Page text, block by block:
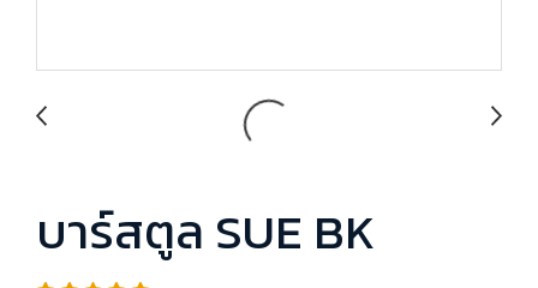
บาร์สตูล SUE BK